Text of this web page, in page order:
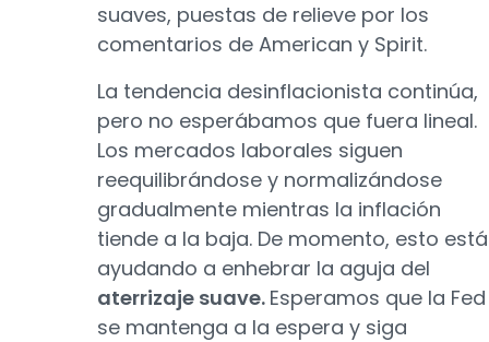
suaves, puestas de relieve por los
comentarios de American y Spirit.
La tendencia desinflacionista continúa,
pero no esperábamos que fuera lineal.
Los mercados laborales siguen
reequilibrándose y normalizándose
gradualmente mientras la inflación
tiende a la baja. De momento, esto está
ayudando a enhebrar la aguja del
aterrizaje suave. Esperamos que la Fed
se mantenga a la espera y siga